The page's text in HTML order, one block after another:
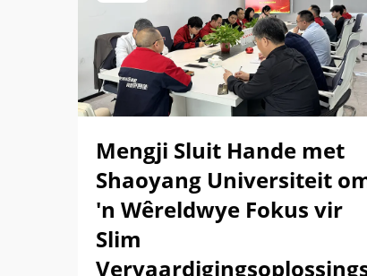
Mengji Sluit Hande met
Shaoyang Universiteit
'n Wêreldwye Fokus vir
Slim